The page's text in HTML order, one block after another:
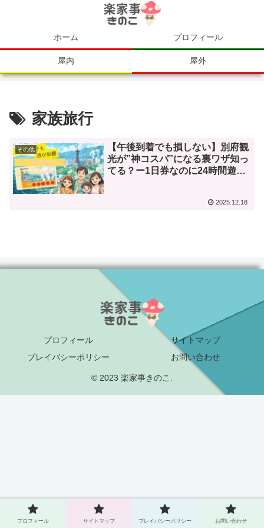
ホーム プロフィール
屋内 屋外
家族旅行
その他
【午後到着でも損しない】別府観
光が”神コスパ”になる裏ワザ知っ
てる？ー1日券なのに24時間遊び
2025.12.18
プロフィール
サイトマップ
プレイバシーポリシー
お問い合わせ
© 2023 楽家事きのこ.
プロフィール サイトマップ プレイバシーポリシー お問い合わせ